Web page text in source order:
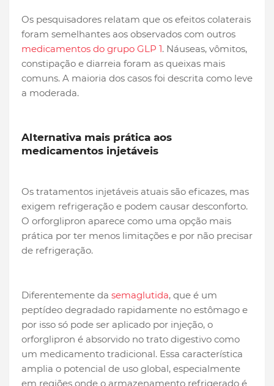
Os pesquisadores relatam que os efeitos colaterais
foram semelhantes aos observados com outros
medicamentos do grupo GLP 1. Náuseas, vômitos,
constipação e diarreia foram as queixas mais
comuns. A maioria dos casos foi descrita como leve
a moderada.
Alternativa mais prática aos
medicamentos injetáveis
Os tratamentos injetáveis atuais são eficazes, mas
exigem refrigeração e podem causar desconforto.
O orforglipron aparece como uma opção mais
prática por ter menos limitações e por não precisar
de refrigeração.
Diferentemente da semaglutida, que é um
peptídeo degradado rapidamente no estômago e
por isso só pode ser aplicado por injeção, o
orforglipron é absorvido no trato digestivo como
um medicamento tradicional. Essa característica
amplia o potencial de uso global, especialmente
em regiões onde o armazenamento refrigerado é